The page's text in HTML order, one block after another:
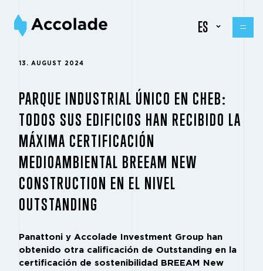
ES
13. AUGUST 2024
PARQUE INDUSTRIAL ÚNICO EN CHEB:
TODOS SUS EDIFICIOS HAN RECIBIDO LA
MÁXIMA CERTIFICACIÓN
MEDIOAMBIENTAL BREEAM NEW
CONSTRUCTION EN EL NIVEL
OUTSTANDING
Panattoni y Accolade Investment Group han
obtenido otra calificación de Outstanding en la
certificación de sostenibilidad BREEAM New